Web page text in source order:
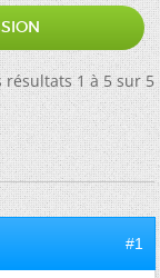
résultats 1 à 5 sur 5
#1